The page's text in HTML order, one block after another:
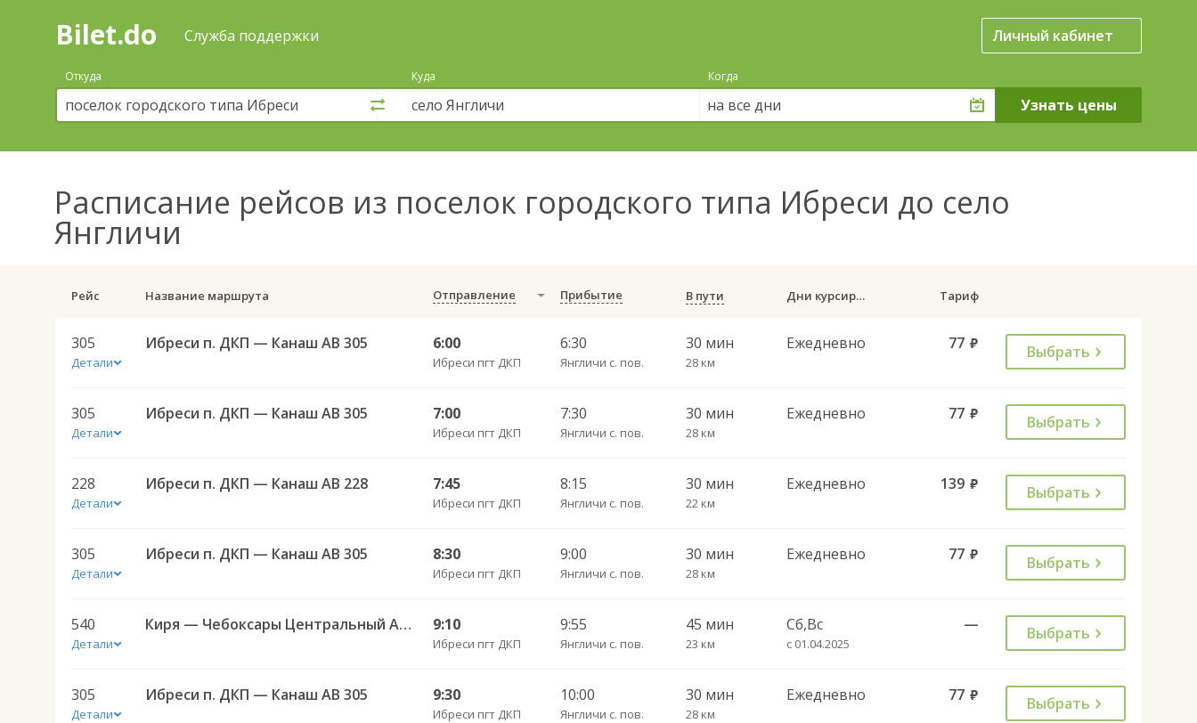
Поиск
покупка
билетов
автобус
онлайн
Bilet.do Служба поддержки Личный кабинет
Откуда Куда Когда
на все дни
Расписание рейсов из поселок городского типа Ибреси до село
Янгличи
Рейс Название маршрута Отправление Прибытие В пути Дни курсирования Тариф
305
Детали
Ибреси п. ДКП — Канаш АВ 305 6:00
Ибреси пгт ДКП
6:30
Янгличи с. пов.
30 мин
28 км
Ежедневно 77 руб. Выбрать
305
Детали
Ибреси п. ДКП — Канаш АВ 305 7:00
Ибреси пгт ДКП
7:30
Янгличи с. пов.
30 мин
28 км
Ежедневно 77 руб. Выбрать
228
Детали
Ибреси п. ДКП — Канаш АВ 228 7:45
Ибреси пгт ДКП
8:15
Янгличи с. пов.
30 мин
22 км
Ежедневно 139 руб. Выбрать
305
Детали
Ибреси п. ДКП — Канаш АВ 305 8:30
Ибреси пгт ДКП
9:00
Янгличи с. пов.
30 мин
28 км
Ежедневно 77 руб. Выбрать
540
Детали
Киря — Чебоксары Центральный АВ ч/з Канаш АВ 540 9:10
Ибреси пгт ДКП
9:55
Янгличи с. пов.
45 мин
23 км
Сб,Вс
с 01.04.2025
— Выбрать
305
Детали
Ибреси п. ДКП — Канаш АВ 305 9:30
Ибреси пгт ДКП
10:00
Янгличи с. пов.
30 мин
28 км
Ежедневно 77 руб. Выбрать